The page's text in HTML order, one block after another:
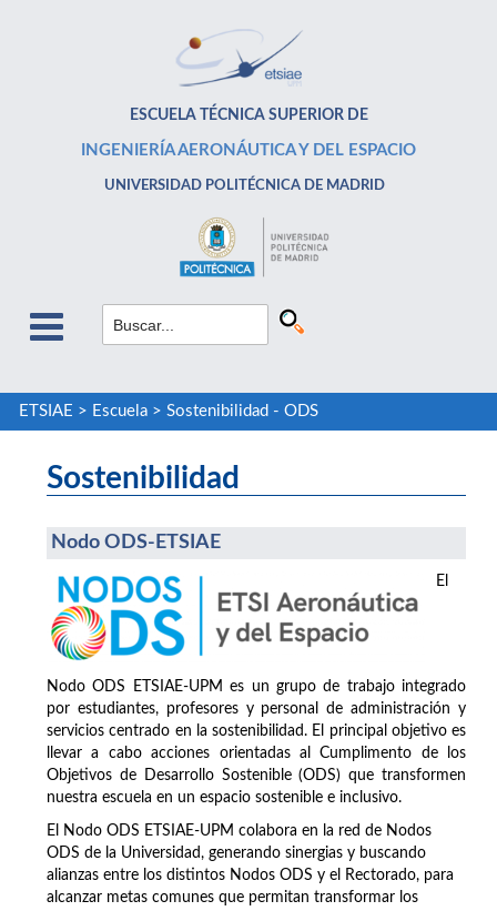
ESCUELA TÉCNICA SUPERIOR DE
INGENIERÍA AERONÁUTICA Y DEL ESPACIO
UNIVERSIDAD POLITÉCNICA DE MADRID
ETSIAE > Escuela> Sostenibilidad - ODS
Sostenibilidad
Nodo ODS-ETSIAE
El
Nodo ODS ETSIAE-UPM es un grupo de trabajo integrado
por estudiantes, profesores y personal de administración y
servicios centrado en la sostenibilidad. El principal objetivo es
llevar a cabo acciones orientadas al Cumplimento de los
Objetivos de Desarrollo Sostenible (ODS) que transformen
nuestra escuela en un espacio sostenible e inclusivo.
El Nodo ODS ETSIAE-UPM colabora en la red de Nodos
ODS de la Universidad, generando sinergias y buscando
alianzas entre los distintos Nodos ODS y el Rectorado, para
alcanzar metas comunes que permitan transformar los